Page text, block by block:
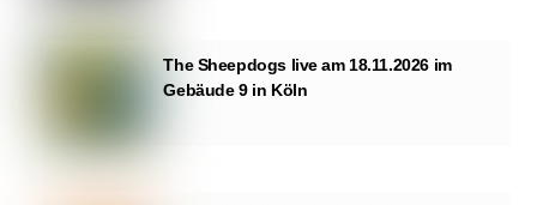
The Sheepdogs live am 18.11.2026 im
Gebäude 9 in Köln